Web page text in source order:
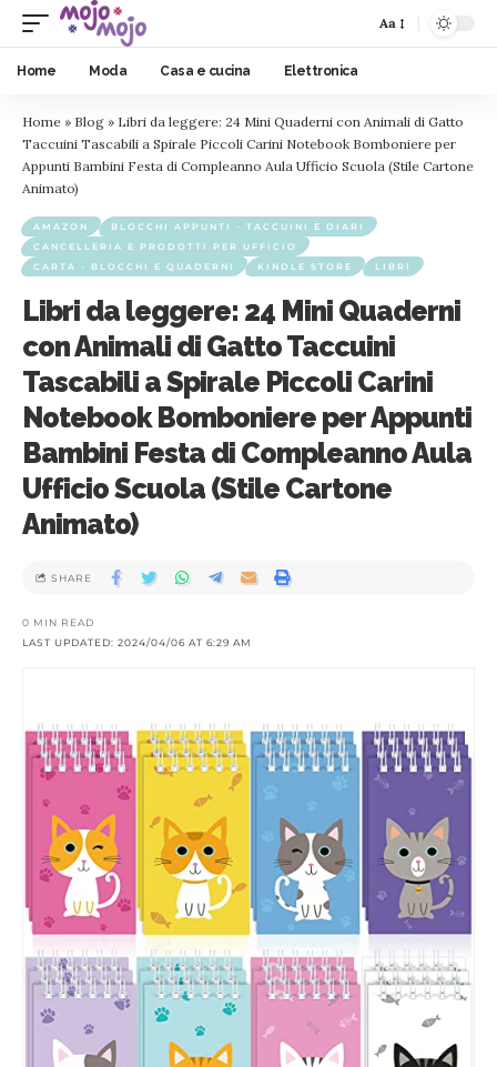
Aa
Home Moda Casa e cucina Elettronica
Home » Blog » Libri da leggere: 24 Mini Quaderni con Animali di Gatto
Taccuini Tascabili a Spirale Piccoli Carini Notebook Bomboniere per
Appunti Bambini Festa di Compleanno Aula Ufficio Scuola (Stile Cartone
Animato)
AMAZON
BLOCCHI APPUNTI - TACCUINI E DIARI
CANCELLERIA E PRODOTTI PER UFFICIO
CARTA - BLOCCHI E QUADERNI
KINDLE STORE LIBRI
Libri da leggere: 24 Mini Quaderni
con Animali di Gatto Taccuini
Tascabili a Spirale Piccoli Carini
Notebook Bomboniere per Appunti
Bambini Festa di Compleanno Aula
Ufficio Scuola (Stile Cartone
Animato)
LAST UPDATED: 2024/04/06 AT 6:29 AM
0 MIN READ
SHARE